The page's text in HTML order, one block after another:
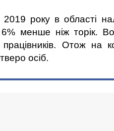
року в області
менше ніж торік.
Отож на
осіб.